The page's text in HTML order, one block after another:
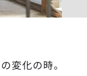
変化の時。